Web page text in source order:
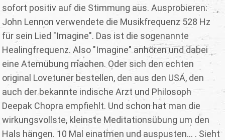
sofort positiv auf die Stimmung aus. Ausprobieren:
John Lennon verwendete die Musikfrequenz 528 Hz
für sein Lied "Imagine". Das ist die sogenannte
Healingfrequenz. Also "Imagine" anhören und dabei
eine Atemübung machen. Oder sich den echten
original Lovetuner bestellen, den aus den USA, den
auch der bekannte indische Arzt und Philosoph
Deepak Chopra empfiehlt. Und schon hat man die
wirkungsvollste, kleinste Meditationsübung um den
Hals hängen. 10 Mal einatmen und auspusten... . Sieht